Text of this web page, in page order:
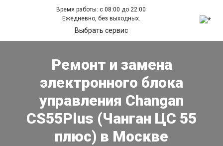
Время работы: с 08:00 до 22:00
Ежедневно, без выходных.
Выбрать сервис
Ремонт и замена
электронного блока
управления Changan
CS55Plus (Чанган ЦС 55
плюс) в Москве